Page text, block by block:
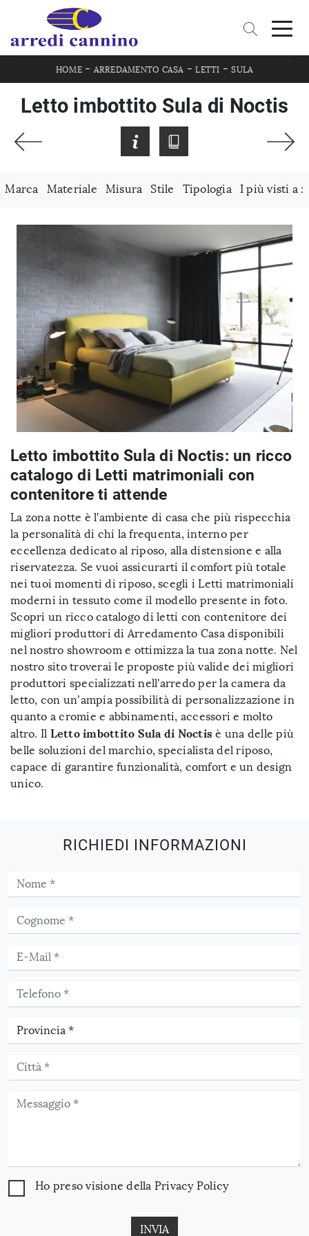
HOME- ARREDAMENTO CASA -LETTI -SULA
Letto imbottito Sula di Noctis
Marca Materiale Misura Stile Tipologia I più visti a :
Letto imbottito Sula di Noctis: un ricco
catalogo di Letti matrimoniali con
contenitore ti attende
La zona notte è l'ambiente di casa che più rispecchia
la personalità di chi la frequenta, interno per
eccellenza dedicato al riposo, alla distensione e alla
riservatezza. Se vuoi assicurarti il comfort più totale
nei tuoi momenti di riposo, scegli i Letti matrimoniali
moderni in tessuto come il modello presente in foto.
Scopri un ricco catalogo di letti con contenitore dei
migliori produttori di Arredamento Casa disponibili
nel nostro showroom e ottimizza la tua zona notte. Nel
nostro sito troverai le proposte più valide dei migliori
produttori specializzati nell'arredo per la camera da
letto, con un’ampia possibilità di personalizzazione in
quanto a cromie e abbinamenti, accessori e molto
altro. Il Letto imbottito Sula di Noctis è una delle più
belle soluzioni del marchio, specialista del riposo,
capace di garantire funzionalità, comfort e un design
unico.
RICHIEDI INFORMAZIONI
Ho preso visione della Privacy Policy
INVIA